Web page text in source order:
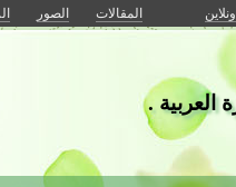
المقالات الصور
العربية .